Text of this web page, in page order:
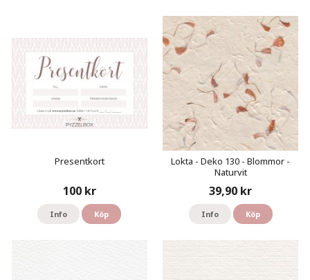
Presentkort
100 kr
Info Köp
Lokta - Deko 130 - Blommor -
Naturvit
39,90 kr
Info Köp